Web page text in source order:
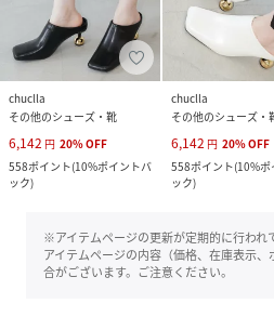
chuclla
その他のシューズ・靴
6,142 円 20%OFF
558ポイント(10%ポイントバ
ック)
chuclla
その他のシューズ・
6,142 円 20%OFF
558ポイント(10%ポ
ック)
※アイテムページの更新が定期的に行われ
アイテムページの内容（価格、在庫表示
合がございます。ご注意ください。